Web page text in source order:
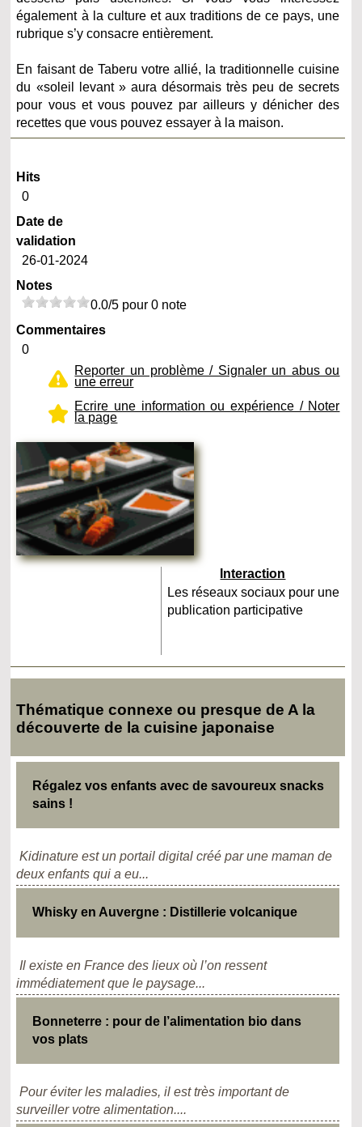
également à la culture et aux traditions de ce pays, une
rubrique s’y consacre entièrement.
En faisant de Taberu votre allié, la traditionnelle cuisine
du «soleil levant » aura désormais très peu de secrets
pour vous et vous pouvez par ailleurs y dénicher des
recettes que vous pouvez essayer à la maison.
Hits
0
Date de
validation
26-01-2024
Notes
0.0/5 pour 0 note
Commentaires
0
Reporter un problème / Signaler un abus ou
une erreur
Ecrire une information ou expérience / Noter
la page
Interaction
Les réseaux sociaux pour une
publication participative
Thématique connexe ou presque de A la
découverte de la cuisine japonaise
Régalez vos enfants avec de savoureux snacks
sains !
Kidinature est un portail digital créé par une maman de
deux enfants qui a eu...
Whisky en Auvergne : Distillerie volcanique
Il existe en France des lieux où l’on ressent
immédiatement que le paysage...
Bonneterre : pour de l’alimentation bio dans
vos plats
Pour éviter les maladies, il est très important de
surveiller votre alimentation....